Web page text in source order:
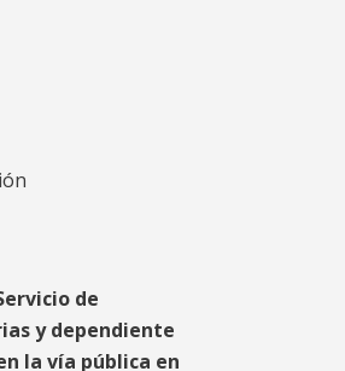
de
y dependiente
la vía pública en